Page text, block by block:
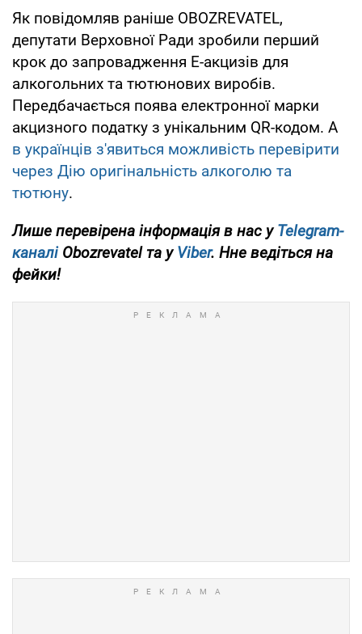
Як повідомляв раніше OBOZREVATEL,
депутати Верховної Ради зробили перший
крок до запровадження Е-акцизів для
алкогольних та тютюнових виробів.
Передбачається поява електронної марки
акцизного податку з унікальним QR-кодом. А
в українців з'явиться можливість перевірити
через Дію оригінальність алкоголю та
тютюну.
Лише перевірена інформація в нас уTelegram-
каналіObozrevatel та уViber. Нне ведіться на
фейки!